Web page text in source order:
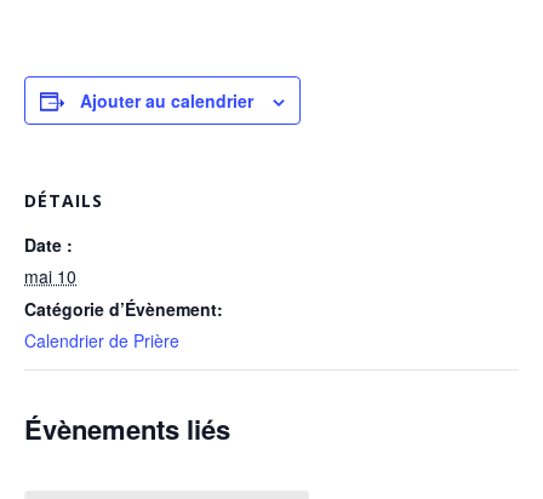
Ajouter au calendrier
DÉTAILS
Date :
mai 10
Catégorie d’Évènement:
Calendrier de Prière
Évènements liés